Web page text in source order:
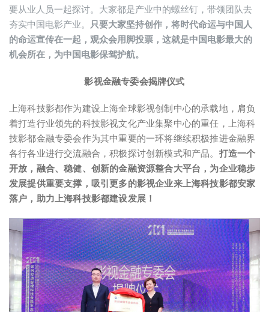
要从业人员一起探讨。大家都是产业中的螺丝钉，带领团队去
夯实中国电影产业。
只要大家坚持创作，将时代命运与中国人
的命运宣传在一起，观众会用脚投票，这就是中国电影最大的
机会所在，为中国电影保驾护航。
影视金融专委会揭牌仪式
上海科技影都作为建设上海全球影视创制中心的承载地，肩负
着打造行业领先的科技影视文化产业集聚中心的重任，上海科
技影都金融专委会作为其中重要的一环将继续积极推进金融界
各行各业进行交流融合，积极探讨创新模式和产品。 打造一个
开放，融合、稳健、创新的金融资源整合大平台，为企业稳步
发展提供重要支撑，吸引更多的影视企业来上海科技影都安家
落户，助力上海科技影都建设发展！